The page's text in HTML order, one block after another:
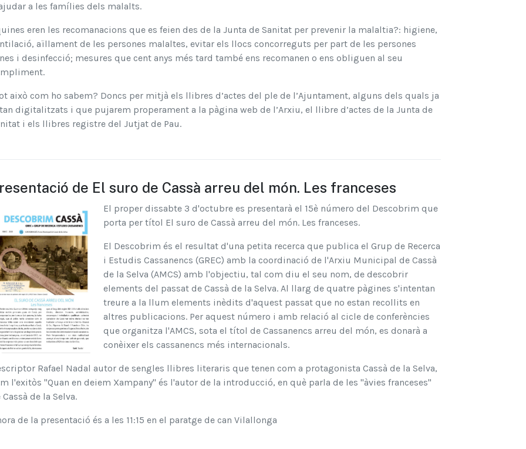
a les famílies dels malalts.
eren les recomanacions que es feien des de la Junta de Sanitat per prevenir la malaltia?: higiene,
aïllament de les persones malaltes, evitar els llocs concorreguts per part de les persones
i desinfecció; mesures que cent anys més tard també ens recomanen o ens obliguen al seu
això com ho sabem? Doncs per mitjà els llibres d’actes del ple de l’Ajuntament, alguns dels quals ja
digitalitzats i que pujarem properament a la pàgina web de l’Arxiu, el llibre d’actes de la Junta de
i els llibres registre del Jutjat de Pau.
de El suro de Cassà arreu del món. Les franceses
El proper dissabte 3 d'octubre es presentarà el 15è número del Descobrim que
porta per títol El suro de Cassà arreu del món. Les franceses.
El Descobrim és el resultat d'una petita recerca que publica el Grup de Recerca
i Estudis Cassanencs (GREC) amb la coordinació de l'Arxiu Municipal de Cassà
de la Selva (AMCS) amb l'objectiu, tal com diu el seu nom, de descobrir
elements del passat de Cassà de la Selva. Al llarg de quatre pàgines s'intentan
treure a la llum elements inèdits d'aquest passat que no estan recollits en
altres publicacions. Per aquest número i amb relació al cicle de conferències
que organitza l'AMCS, sota el títol de Cassanencs arreu del món, es donarà a
conèixer els cassanencs més internacionals.
Rafael Nadal autor de sengles llibres literaris que tenen com a protagonista Cassà de la Selva,
l'exitòs "Quan en deiem Xampany" és l'autor de la introducció, en què parla de les "àvies franceses"
Cassà de la Selva.
de la presentació és a les 11:15 en el paratge de can Vilallonga